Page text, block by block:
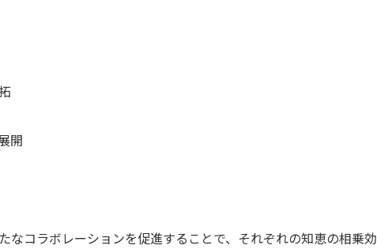
開
コラボレーションを促進することで、それぞれの知恵の相乗効